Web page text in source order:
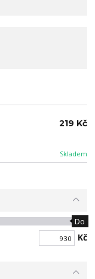
Skladem
219 Kč
Do
Kč